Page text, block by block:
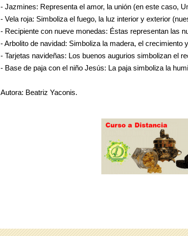
- Jazmines: Representa el amor, la unión (en este caso,
- Vela roja: Simboliza el fuego, la luz interior y exterior
- Recipiente con nueve monedas: Éstas representan las
- Arbolito de navidad: Simboliza la madera, el crecimiento
- Tarjetas navideñas: Los buenos augurios simbolizan el
- Base de paja con el niño Jesús: La paja simboliza la
Autora: Beatriz Yaconis.